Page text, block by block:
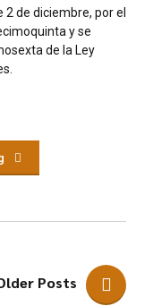
2 de diciembre, por el
y se
de la Ley
Posts